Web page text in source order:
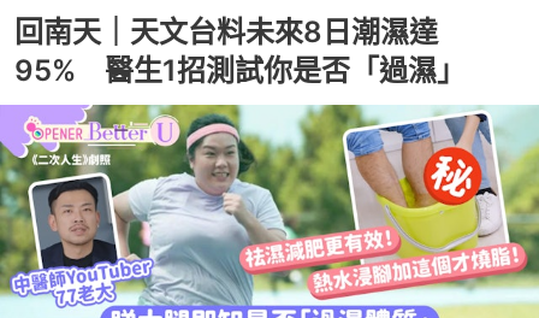
回南天｜天文台料未來8日潮濕達
95% 醫生1招測試你是否「過濕」